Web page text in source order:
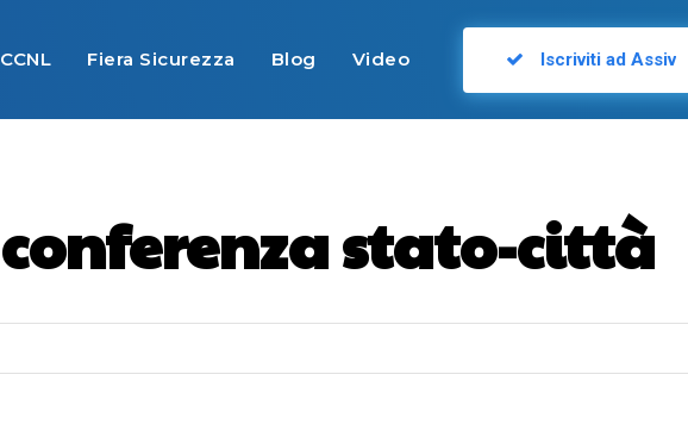
CCNL Fiera Sicurezza Blog Video Iscriviti ad Assiv
conferenza stato-città